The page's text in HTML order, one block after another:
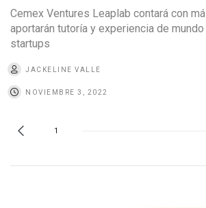
Cemex Ventures Leaplab contará con
aportarán tutoría y experiencia de
startups
JACKELINE VALLE
NOVIEMBRE 3, 2022
1